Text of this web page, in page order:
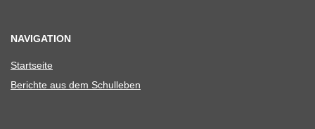
NAVIGATION
Start­seite
Berichte aus dem Schulleben